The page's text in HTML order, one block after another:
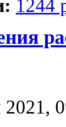
1244
2021,